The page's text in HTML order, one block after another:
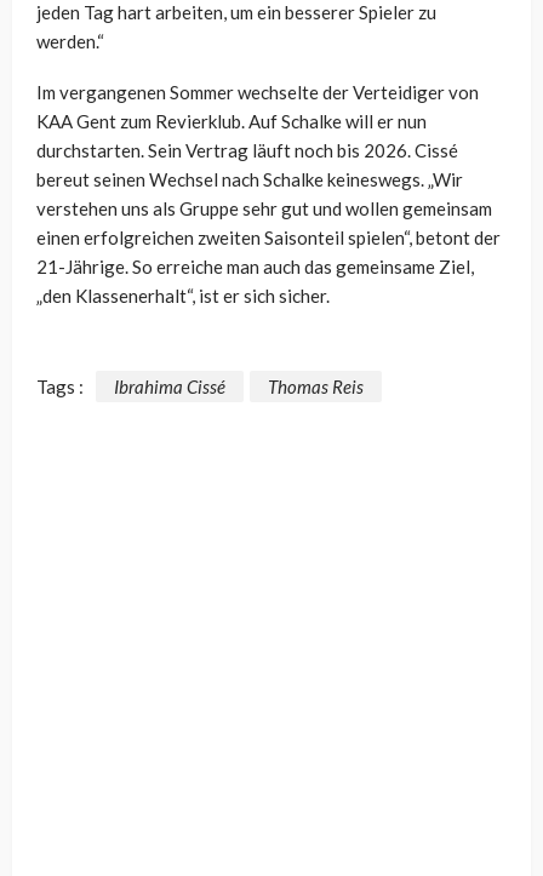
jeden Tag hart arbeiten, um ein besserer Spieler zu
werden.“
Im vergangenen Sommer wechselte der Verteidiger von
KAA Gent zum Revierklub. Auf Schalke will er nun
durchstarten. Sein Vertrag läuft noch bis 2026. Cissé
bereut seinen Wechsel nach Schalke keineswegs. „Wir
verstehen uns als Gruppe sehr gut und wollen gemeinsam
einen erfolgreichen zweiten Saisonteil spielen“, betont der
21-Jährige. So erreiche man auch das gemeinsame Ziel,
„den Klassenerhalt“, ist er sich sicher.
Tags : Ibrahima Cissé Thomas Reis